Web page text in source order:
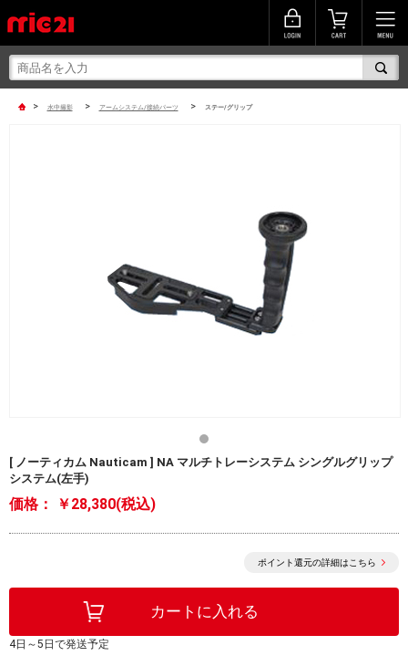
> 水中撮影 > アームシステム/接続パーツ > ステー/グリップ
[ ノーティカム Nauticam ] NA マルチトレーシステム シングルグリップ
システム(左手)
価格： ￥28,380(税込)
ポイント還元の詳細はこちら
4日～5日で発送予定